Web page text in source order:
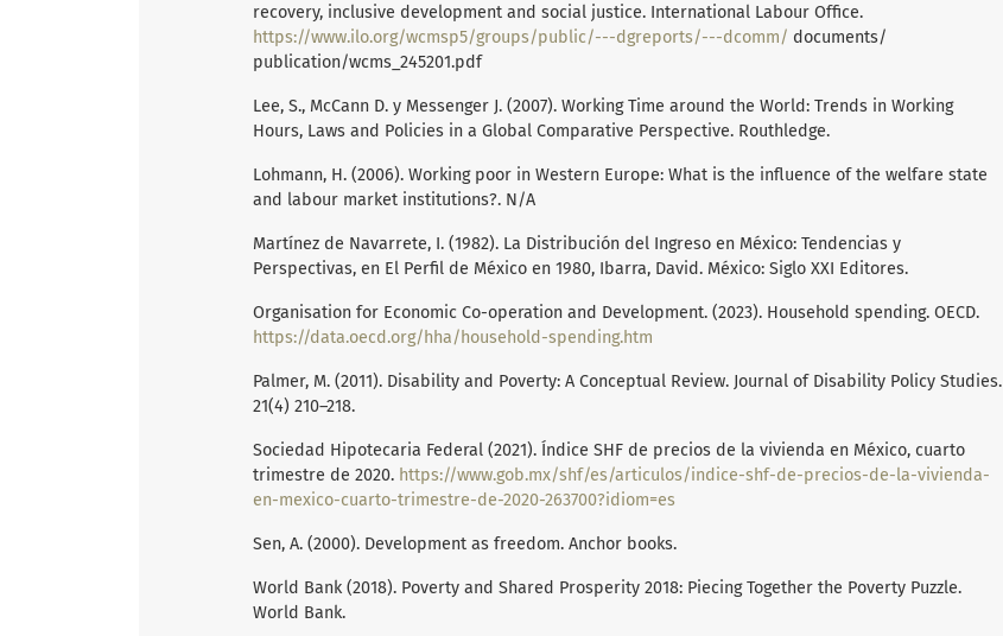
recovery, inclusive development and social justice. International Labour Office.
https://www.ilo.org/wcmsp5/groups/public/---dgreports/---dcomm/ documents/
publication/wcms_245201.pdf
Lee, S., McCann D. y Messenger J. (2007). Working Time around the World: Trends in Working
Hours, Laws and Policies in a Global Comparative Perspective. Routhledge.
Lohmann, H. (2006). Working poor in Western Europe: What is the influence of the welfare state
and labour market institutions?. N/A
Martínez de Navarrete, I. (1982). La Distribución del Ingreso en México: Tendencias y
Perspectivas, en El Perfil de México en 1980, Ibarra, David. México: Siglo XXI Editores.
Organisation for Economic Co-operation and Development. (2023). Household spending. OECD.
https://data.oecd.org/hha/household-spending.htm
Palmer, M. (2011). Disability and Poverty: A Conceptual Review. Journal of Disability Policy Studies.
21(4) 210–218.
Sociedad Hipotecaria Federal (2021). Índice SHF de precios de la vivienda en México, cuarto
trimestre de 2020. https://www.gob.mx/shf/es/articulos/indice-shf-de-precios-de-la-vivienda-
en-mexico-cuarto-trimestre-de-2020-263700?idiom=es
Sen, A. (2000). Development as freedom. Anchor books.
World Bank (2018). Poverty and Shared Prosperity 2018: Piecing Together the Poverty Puzzle.
World Bank.